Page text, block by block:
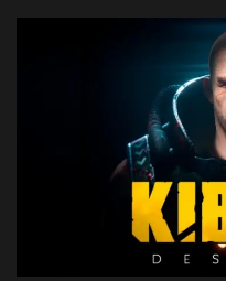
ZALOGUJ SIĘ LUB ZAREJESTRUJ